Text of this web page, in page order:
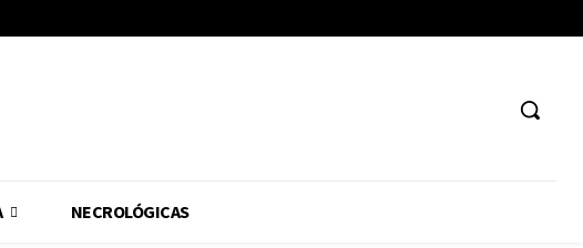
NECROLÓGICAS